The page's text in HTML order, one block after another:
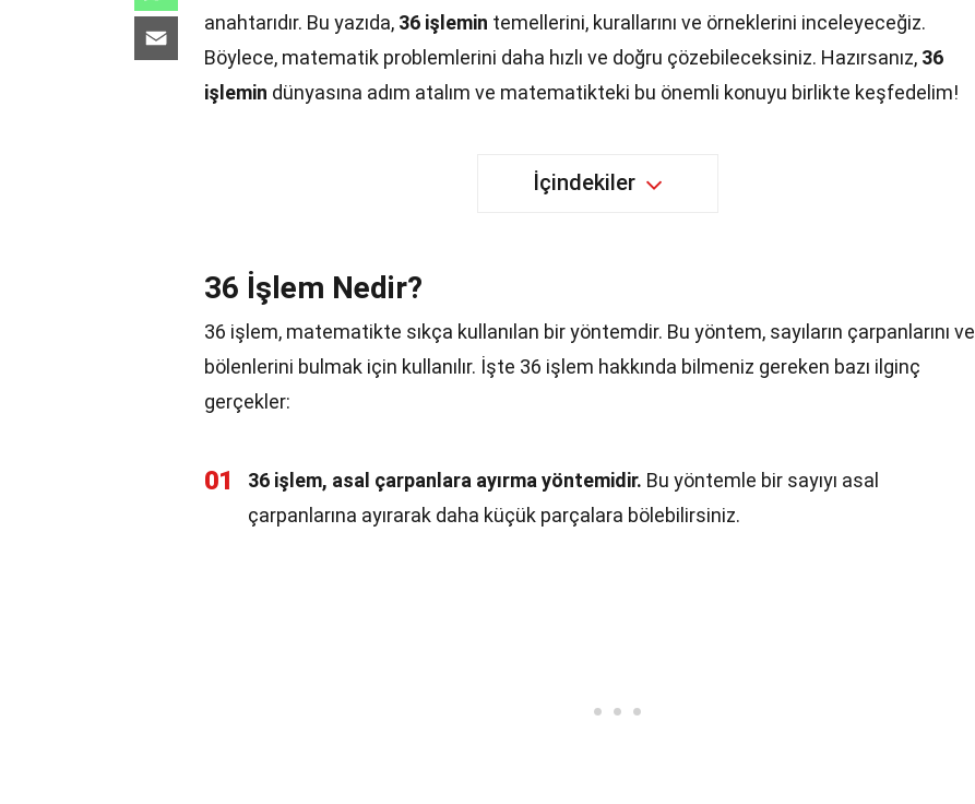
anahtarıdır. Bu yazıda, 36 işlemin temellerini, kurallarını ve örneklerini inceleyeceğiz.
Böylece, matematik problemlerini daha hızlı ve doğru çözebileceksiniz. Hazırsanız, 36
işlemin dünyasına adım atalım ve matematikteki bu önemli konuyu birlikte keşfedelim!
İçindekiler
36 İşlem Nedir?
36 işlem, matematikte sıkça kullanılan bir yöntemdir. Bu yöntem, sayıların çarpanlarını ve
bölenlerini bulmak için kullanılır. İşte 36 işlem hakkında bilmeniz gereken bazı ilginç
gerçekler:
01 36 işlem, asal çarpanlara ayırma yöntemidir. Bu yöntemle bir sayıyı asal
çarpanlarına ayırarak daha küçük parçalara bölebilirsiniz.